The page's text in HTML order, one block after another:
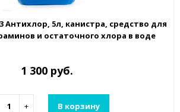
Антихлор, 5л, канистра, средство для
и остаточного хлора в воде
1 300 руб.
+ В корзину